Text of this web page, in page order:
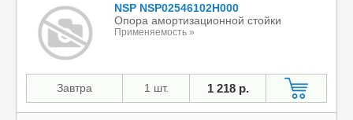
NSP NSP02546102H000
Опора амортизационной стойки
Применяемость »
Завтра 1 шт. 1 218 р.